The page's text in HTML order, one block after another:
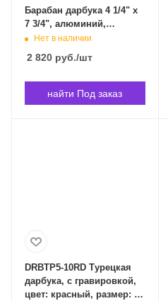
Барабан дарбука 4 1/4" x
7 3/4", алюминий,
черный, гравировка,
Владивостоке
Нет в наличии
2 820 руб./шт
найти Под заказ
DRBTP5-10RD Турецкая
дарбука, с гравировкой,
цвет: красный, размер: 5'